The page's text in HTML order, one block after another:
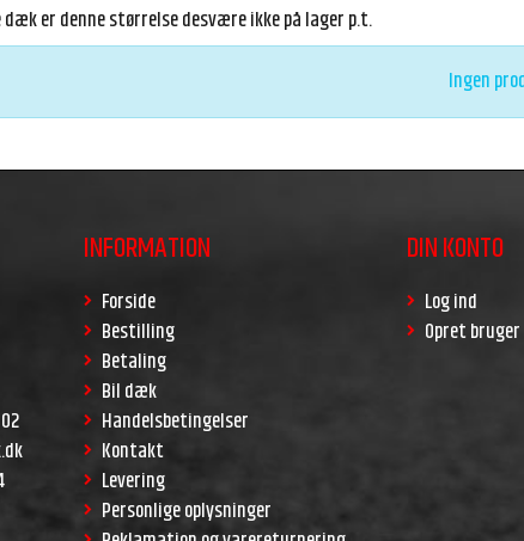
dæk er denne størrelse desvære ikke på lager p.t.
Ingen
INFORMATION
Forside
Bestilling
Betaling
Bil dæk
Handelsbetingelser
Kontakt
Levering
Personlige oplysninger
DIN KONTO
Log ind
Opret bruger